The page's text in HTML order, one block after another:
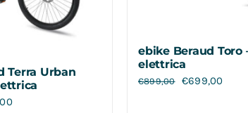
Terra Urban
ebike Beraud Toro
elettrica
€899,00 €699,00